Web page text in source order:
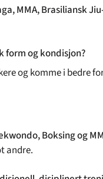
MMA, Brasiliansk
form og kondisjon?
og komme i bedre
Boksing og
andre.